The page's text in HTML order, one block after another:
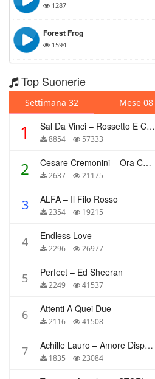
1287
Forest Frog
1594
Top Suonerie
Settimana 32 Mese 08
1 Sal Da Vinci – Rossetto E Caffè
8854 57333
2 Cesare Cremonini – Ora Che Non Ho Più Te
2637 21175
3 ALFA – Il Filo Rosso
2354 19215
4 Endless Love
2296 26977
5 Perfect – Ed Sheeran
2249 41537
6 Attenti A Quei Due
2116 41508
7 Achille Lauro – Amore Disperato
1835 23084